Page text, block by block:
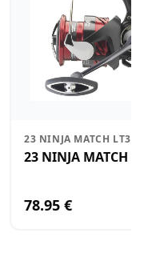
23 NINJA MATCH
23 NINJA MATCH
78.95 €